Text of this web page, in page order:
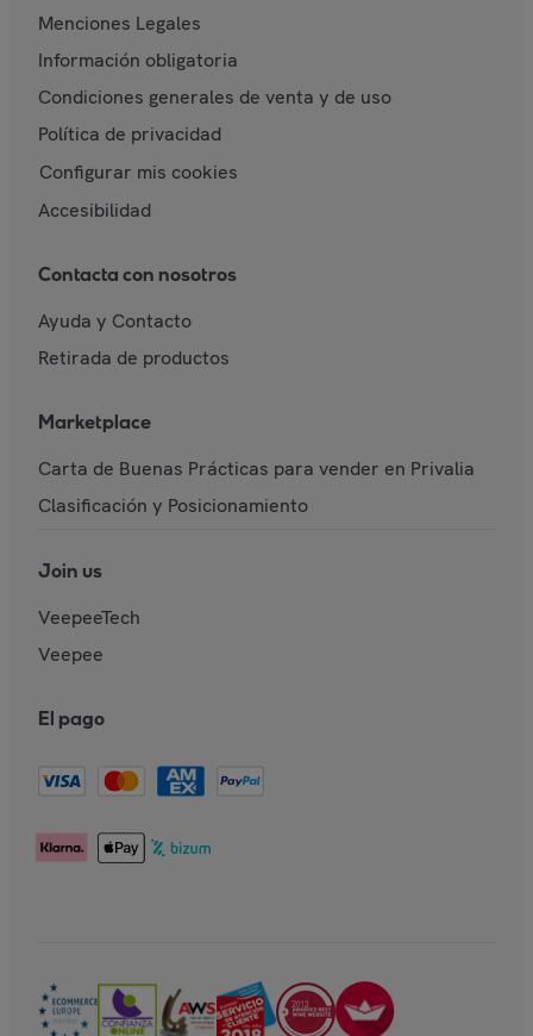
Menciones Legales
Información obligatoria
Condiciones generales de venta y de uso
Política de privacidad
Configurar mis cookies
Accesibilidad
Contacta con nosotros
Ayuda y Contacto
Retirada de productos
Marketplace
Carta de Buenas Prácticas para vender en Privalia
Clasificación y Posicionamiento
Join us
VeepeeTech
Veepee
El pago